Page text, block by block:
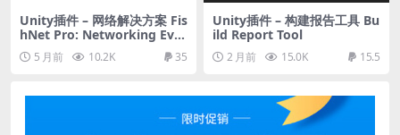
Unity插件 – 网络解决方案 Fis
hNet Pro: Networking Evol
ved5 月前 10.2K 35
Unity插件 – 构建报告工具 Bu
ild Report Tool
2 月前 15.0K 15.5